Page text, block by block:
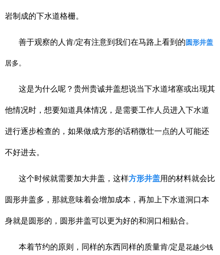
岩制成的下水道格栅。
善于观察的人肯/定有注意到我们在马路上看到的 圆形井盖
居多。
这是为什么呢？贵州贵诚井盖想说当下水道堵塞或出现其
他情况时，想要知道具体情况，是需要工作人员进入下水道
进行逐步检查的，如果做成方形的话稍微壮一点的人可能还
不好进去。
这个时候就需要加大井盖，这样方形井盖用的材料就会比
圆形井盖多，那就意味着会增加成本，再加上下水道洞口本
身就是圆形的，圆形井盖可以更为好的和洞口相贴合。
本着节约的原则，同样的东西同样的质量肯/定是花越少钱